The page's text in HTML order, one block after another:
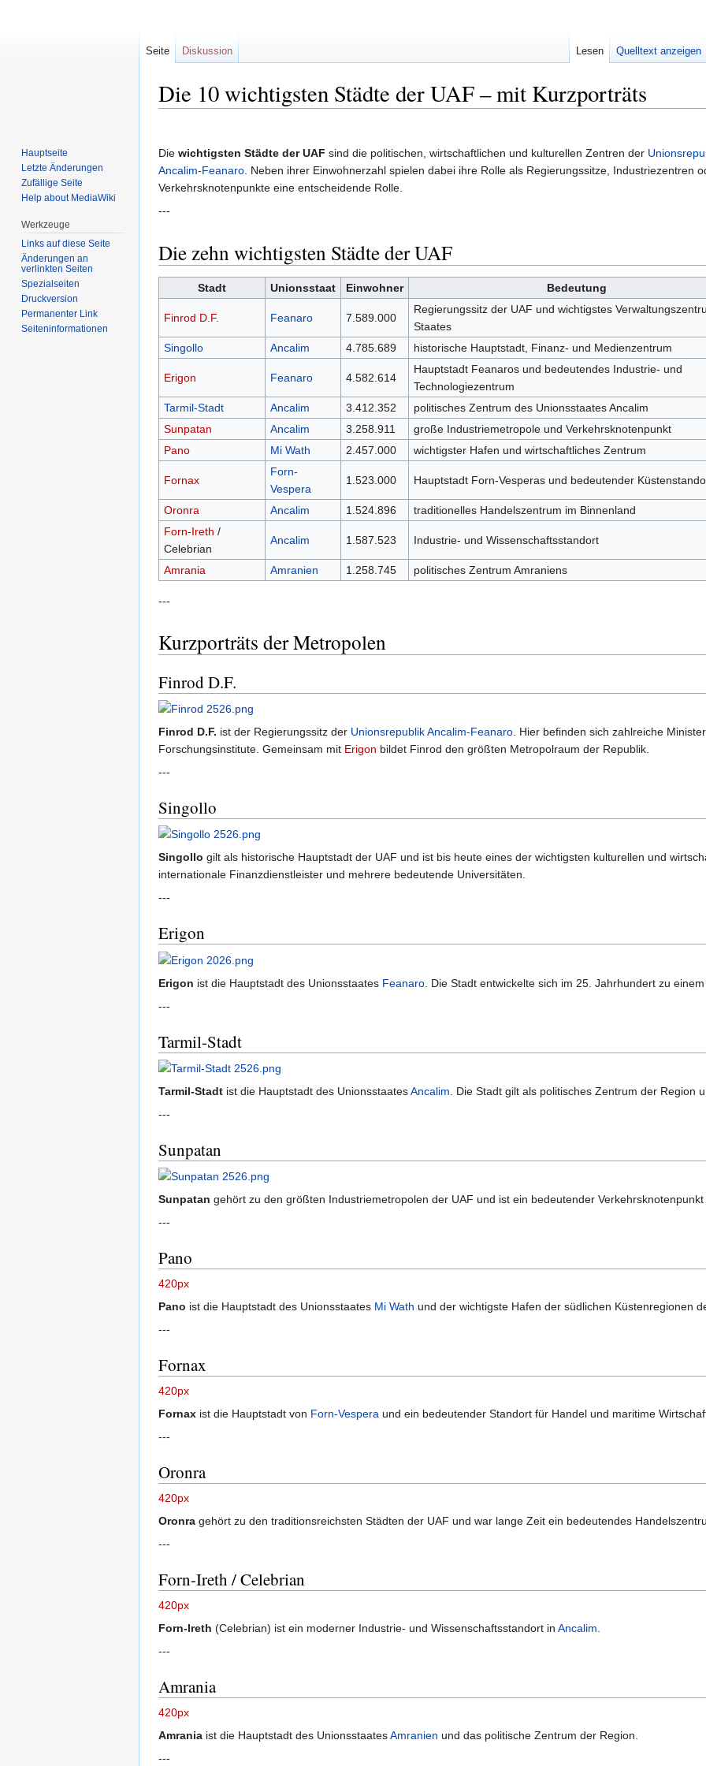
Die 10 wichtigsten Städte der UAF – mit Kurzporträts
Navigation
springen
Suche
springen
Die wichtigsten Städte der UAF sind die politischen, wirtschaftlichen und kulturellen Zentren der
Ancalim-Feanaro. Neben ihrer Einwohnerzahl spielen dabei ihre Rolle als Regierungssitze, Industriezentren
Verkehrsknotenpunkte eine entscheidende Rolle.
---
Die zehn wichtigsten Städte der UAF
Stadt Unionsstaat Einwohner Bedeutung
Finrod D.F. Feanaro 7.589.000
Regierungssitz der UAF und wichtigstes
Staates
Singollo
Ancalim 4.785.689 historische Hauptstadt, Finanz- und Medienzentrum
Erigon Feanaro 4.582.614
Hauptstadt Feanaros und bedeutendes Industrie- und
Technologiezentrum
Tarmil-Stadt
Ancalim 3.412.352
politisches Zentrum des Unionsstaates Ancalim
Sunpatan
Ancalim 3.258.911
große Industriemetropole und Verkehrsknotenpunkt
Pano
Mi Wath 2.457.000 wichtigster Hafen und wirtschaftliches Zentrum
Fornax
Forn-
Vespera
1.523.000 Hauptstadt Forn-Vesperas und bedeutender
Oronra Ancalim 1.524.896
traditionelles Handelszentrum im Binnenland
Forn-Ireth /
Celebrian
Ancalim 1.587.523 Industrie- und Wissenschaftsstandort
Amrania Amranien 1.258.745 politisches Zentrum Amraniens
---
Kurzporträts der Metropolen
Finrod D.F.
Finrod D.F. ist der Regierungssitz der Unionsrepublik Ancalim-Feanaro . Hier befinden sich zahlreiche
Forschungsinstitute. Gemeinsam mit Erigon bildet Finrod den größten Metropolraum der Republik.
---
Singollo
Singollo gilt als historische Hauptstadt der UAF und ist bis heute eines der wichtigsten kulturellen und
internationale Finanzdienstleister und mehrere bedeutende Universitäten.
---
Erigon
Erigon ist die Hauptstadt des Unionsstaates Feanaro . Die Stadt entwickelte sich im 25. Jahrhundert zu
---
Tarmil-Stadt
Tarmil-Stadt ist die Hauptstadt des UnionsstaatesAncalim . Die Stadt gilt als politisches Zentrum der Region
---
Sunpatan
Sunpatan gehört zu den größten Industriemetropolen der UAF und ist ein bedeutender
---
Pano
420px
Pano ist die Hauptstadt des Unionsstaates Mi Wath und der wichtigste Hafen der südlichen Küstenregionen
---
Fornax
420px
Fornax ist die Hauptstadt von Forn-Vespera und ein bedeutender Standort für Handel und maritime
---
Oronra
420px
Oronra gehört zu den traditionsreichsten Städten der UAF und war lange Zeit ein bedeutendes
---
Forn-Ireth / Celebrian
420px
Forn-Ireth (Celebrian) ist ein moderner Industrie- und Wissenschaftsstandort in Ancalim.
---
Amrania
420px
Amrania ist die Hauptstadt des UnionsstaatesAmranien und das politische Zentrum der Region.
---
Seite Diskussion Lesen Quelltext anzeigen
Hauptseite
Letzte Änderungen
Zufällige Seite
Help about MediaWiki
Werkzeuge
Links auf diese Seite
Änderungen an
verlinkten Seiten
Spezialseiten
Druckversion
Permanenter Link
Seiten­informationen